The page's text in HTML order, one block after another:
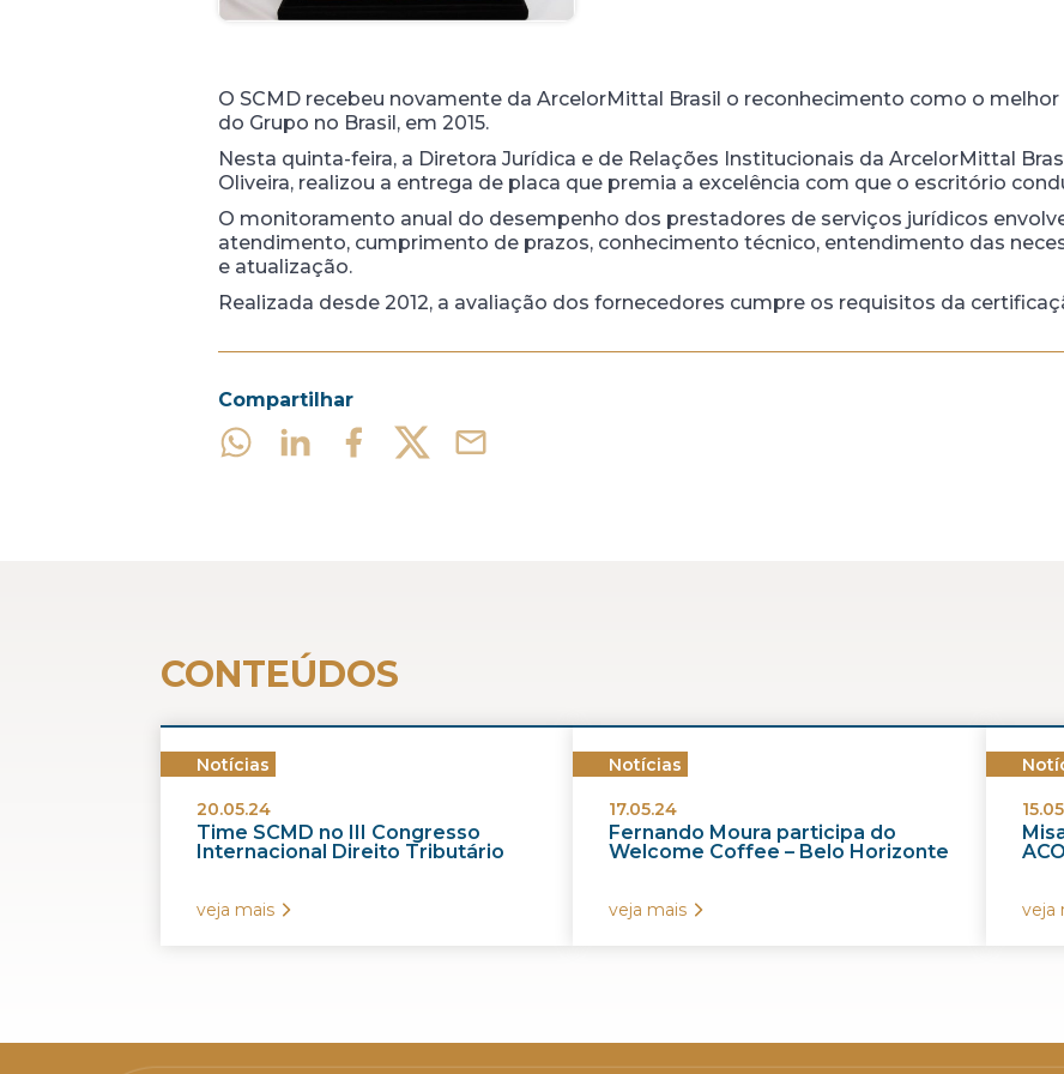
O SCMD recebeu novamente da ArcelorMittal Brasil o reconhecimento como o
do Grupo no Brasil, em 2015.
Nesta quinta-feira, a Diretora Jurídica e de Relações Institucionais da ArcelorMittal
Oliveira, realizou a entrega de placa que premia a excelência com que o escritório
O monitoramento anual do desempenho dos prestadores de serviços jurídicos
atendimento, cumprimento de prazos, conhecimento técnico, entendimento das
e atualização.
Realizada desde 2012, a avaliação dos fornecedores cumpre os requisitos da
Compartilhar
CONTEÚDOS
Notícias
20.05.24
Time SCMD no III Congresso
Internacional Direito Tributário
veja mais
Notícias
17.05.24
Fernando Moura participa do
Welcome Coffee – Belo Horizonte
veja mais veja